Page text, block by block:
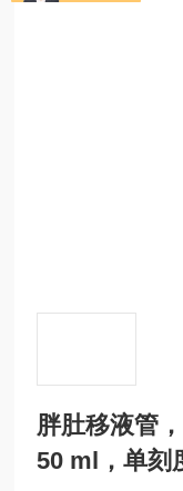
胖肚移液管
50 ml，单刻